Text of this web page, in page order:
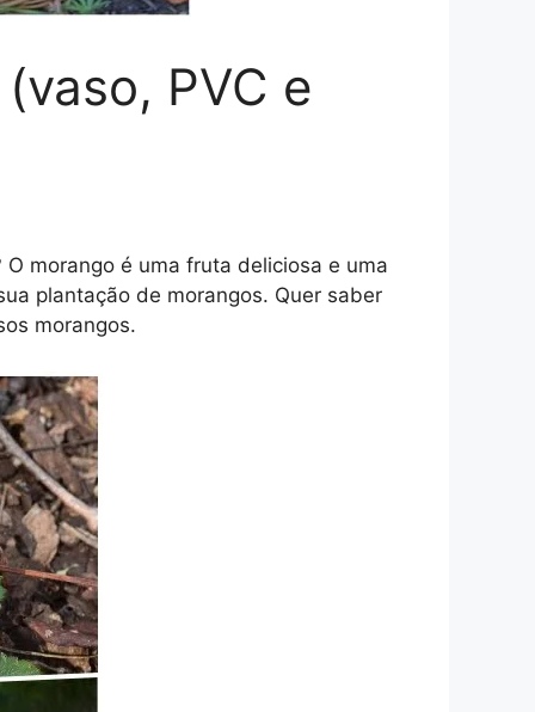
PVC e
morango é uma fruta deliciosa e uma
plantação de morangos. Quer saber
morangos.